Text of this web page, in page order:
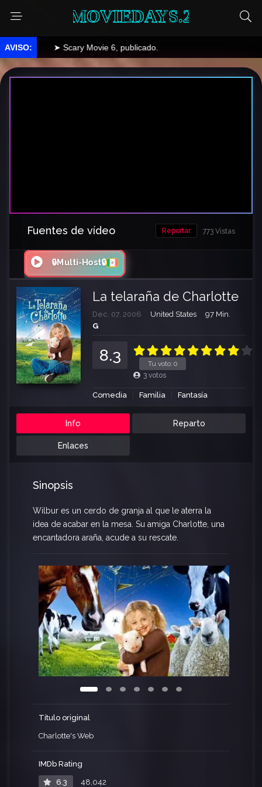
MOVIEDAYS.2
➤ Scary Movie 6, publicado.
Fuentes de vídeo 773 Vistas
Reportar
🔒Multi-Host🔒
La telaraña de Charlotte
Dec. 07, 2006 United States
97 Min.
G
Tu voto: 0
8.3
3 votos
Comedia Familia Fantasía
Info Reparto
Enlaces
Sinopsis
Wilbur es un cerdo de granja al que le aterra la
idea de acabar en la mesa. Su amiga Charlotte, una
encantadora araña, acude a su rescate.
Título original
Charlotte's Web
IMDb Rating
6.3 48,042